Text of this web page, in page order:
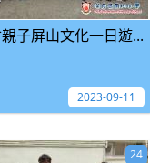
子屏山文化一日遊...
2023-09-11
24